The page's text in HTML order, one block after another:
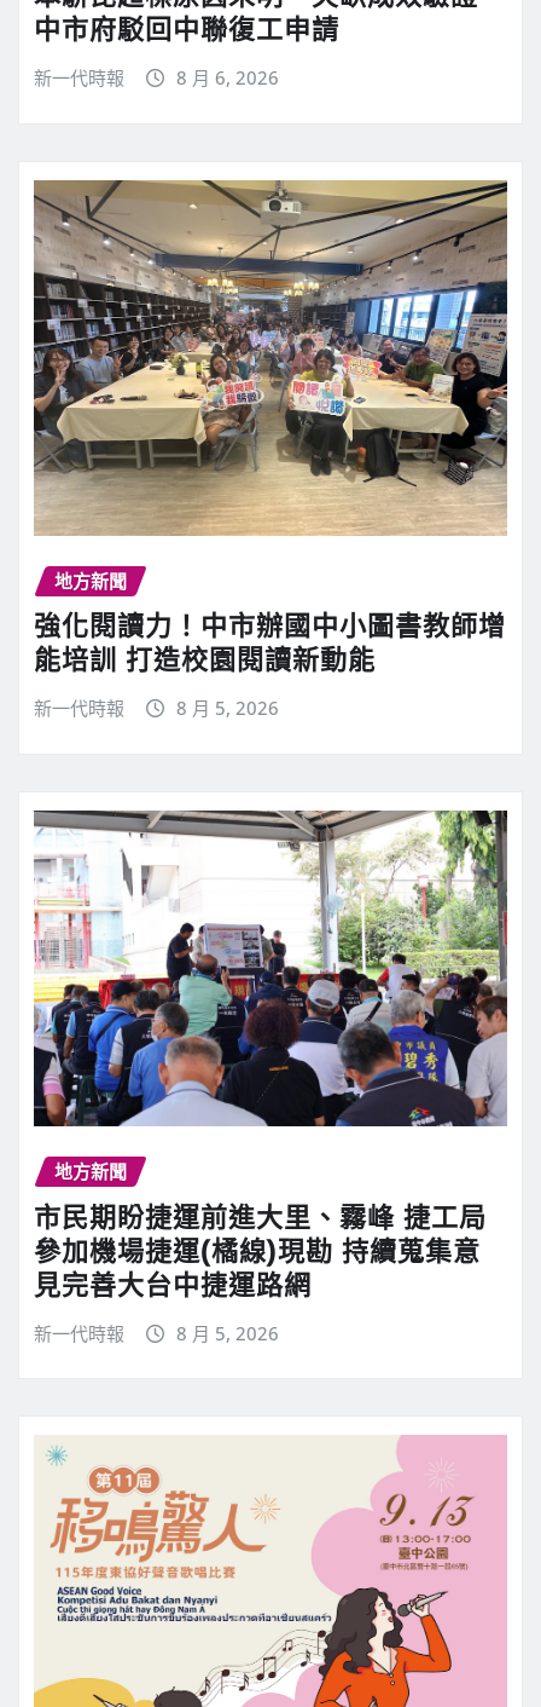
中市府駁回中聯復工申請
新一代時報 8 月 6, 2026
地方新聞
強化閱讀力！中市辦國中小圖書教師增
能培訓 打造校園閱讀新動能
新一代時報 8 月 5, 2026
地方新聞
市民期盼捷運前進大里、霧峰 捷工局
參加機場捷運(橘線)現勘 持續蒐集意
見完善大台中捷運路網
新一代時報 8 月 5, 2026